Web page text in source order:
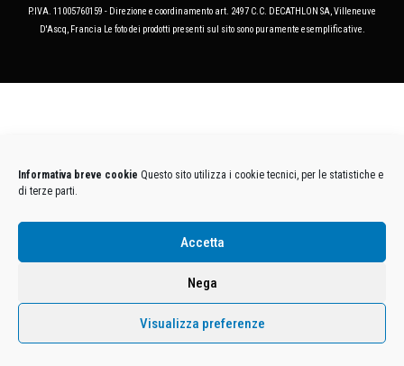
Informativa breve cookie Questo sito utilizza i cookie tecnici, per le statistiche e
di terze parti.
Accetta
Nega
Visualizza preferenze
P.IVA. 11005760159 - Direzione e coordinamento art. 2497 C.C. DECATHLON SA, Villeneuve
D'Ascq, Francia Le foto dei prodotti presenti sul sito sono puramente esemplificative.